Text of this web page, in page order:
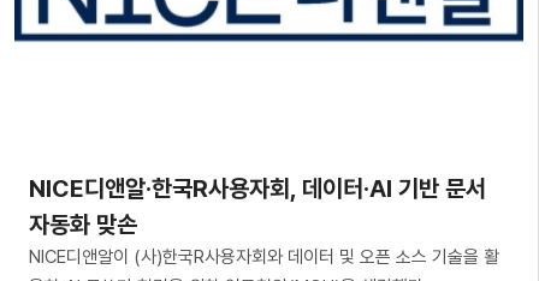
NICE디앤알·한국R사용자회, 데이터·AI 기반 문서
자동화 맞손
NICE디앤알이 (사)한국R사용자회와 데이터 및 오픈 소스 기술을 활